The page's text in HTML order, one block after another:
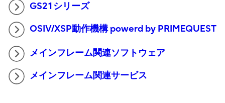
GS21シリーズ
OSIV/XSP動作機構 powerd by PRIMEQUEST
メインフレーム関連ソフトウェア
メインフレーム関連サービス